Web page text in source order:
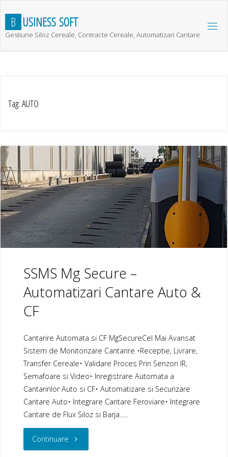
content
B USINESS SOFT
Gestiune Siloz Cereale, Contracte Cereale, Automatizari Cantare
Tag: AUTO
SSMS Mg Secure –
Automatizari Cantare Auto &
CF
Cantarire Automata si CF MgSecureCel Mai Avansat
Sistem de Monitorizare Cantarire •Receptie, Livrare,
Transfer Cereale• Validare Proces Prin Senzori IR,
Semafoare si Video• Inregistrare Automata a
Cantaririlor Auto si CF• Automatizare si Securizare
Cantare Auto• Integrare Cantare Feroviare• Integrare
Cantare de Flux Siloz si Barja…..
Continuare"SSMS